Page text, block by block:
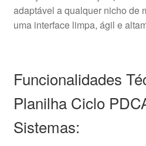
adaptável a qualquer nicho de
uma interface limpa, ágil e
Funcionalidades
Planilha Ciclo
Sistemas: